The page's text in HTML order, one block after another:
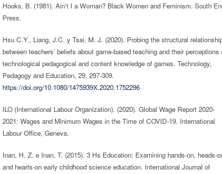
Hooks, B. (1981). Ain’t I a Woman? Black Women and Feminism. South
Press.
Hsu C.Y., Liang, J.C. y Tsai, M. J. (2020). Probing the structural
between teachers’ beliefs about game-based teaching and their perceptions
technological pedagogical and content knowledge of games. Technology,
Pedagogy and Education, 29, 297-309.
https://doi.org/10.1080/1475939X.2020.1752296
ILO (International Labour Organization). (2020). Global Wage Report 2020-
2021: Wages and Minimum Wages in the Time of COVID-19. International
Labour Office, Geneva.
Inan, H. Z. e Inan, T. (2015). 3 Hs Education: Examining hands-on, heads-
and hearts-on early childhood science education. International Journal of